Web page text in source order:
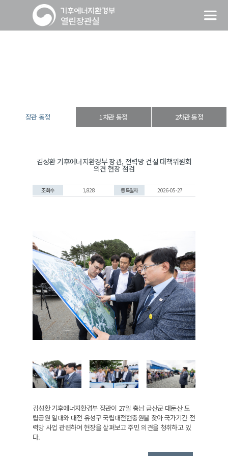
장관 동정 1차관 동정 2차관 동정
김성환 기후에너지환경부 장관, 전력망 건설 대책위원회
의견 현장 점검
조회수 1,828 등록일자 2026-05-27
김성환 기후에너지환경부 장관이 27일 충남 금산군 대둔산 도
립공원 일대와 대전 유성구 국립대전현충원을 찾아 국가기간 전
력망 사업 관련하여 현장을 살펴보고 주민 의견을 청취하고 있
다.